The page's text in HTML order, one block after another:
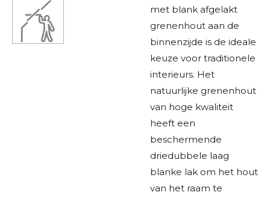
met blank afgelakt
grenenhout aan de
binnenzijde is de ideale
keuze voor traditionele
interieurs. Het
natuurlijke grenenhout
van hoge kwaliteit
heeft een
beschermende
driedubbele laag
blanke lak om het hout
van het raam te